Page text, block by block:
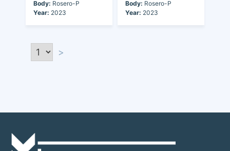
Body: Rosero-P
Year: 2023
Body: Rosero-P
Year: 2023
>